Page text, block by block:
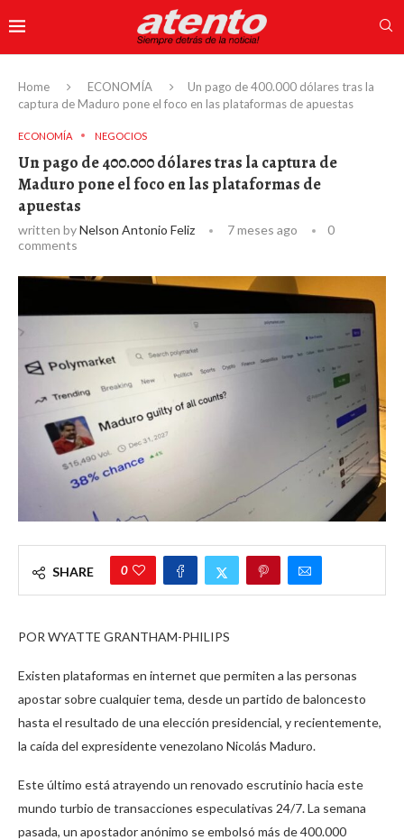
Home ECONOMÍA
Un pago de 400.000 dólares tras la
captura de Maduro pone el foco en las plataformas de apuestas
ECONOMÍA NEGOCIOS
Un pago de 400.000 dólares tras la captura de
Maduro pone el foco en las plataformas de
apuestas
written byNelson Antonio Feliz 7 meses ago
0
comments
SHARE 0
POR WYATTE GRANTHAM-PHILIPS
Existen plataformas en internet que permiten a las personas
apostar sobre cualquier tema, desde un partido de baloncesto
hasta el resultado de una elección presidencial, y recientemente,
la caída del expresidente venezolano Nicolás Maduro.
Este último está atrayendo un renovado escrutinio hacia este
mundo turbio de transacciones especulativas 24/7. La semana
pasada, un apostador anónimo se embolsó más de 400.000